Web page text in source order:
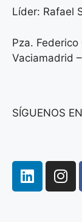
Líder: Rafael
Pza.
Vaciamadrid
SÍGUENOS EN